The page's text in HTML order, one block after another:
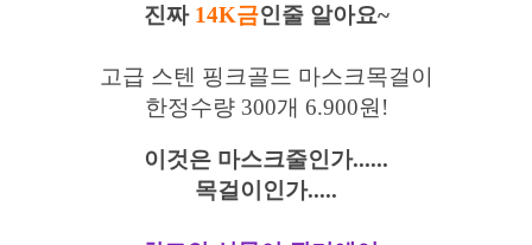
진짜 14K금인줄 알아요~
고급 스텐 핑크골드 마스크목걸이
한정수량 300개 6.900원!
이것은 마스크줄인가......
목걸이인가.....